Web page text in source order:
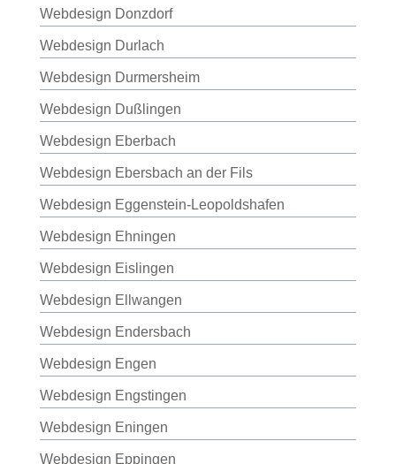
Webdesign Donzdorf
Webdesign Durlach
Webdesign Durmersheim
Webdesign Dußlingen
Webdesign Eberbach
Webdesign Ebersbach an der Fils
Webdesign Eggenstein-Leopoldshafen
Webdesign Ehningen
Webdesign Eislingen
Webdesign Ellwangen
Webdesign Endersbach
Webdesign Engen
Webdesign Engstingen
Webdesign Eningen
Webdesign Eppingen